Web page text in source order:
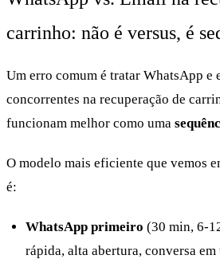
carrinho: não é versus, é
Um erro comum é tratar WhatsApp e
concorrentes na recuperação de
funcionam melhor como uma
O modelo mais eficiente que vemos
é:
WhatsApp primeiro (30 min, 6-
rápida, alta abertura, conversa